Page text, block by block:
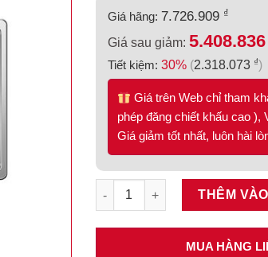
Giá hãng: 7.726.909 ₫
Giá sau giảm: 5.408.836
Tiết kiệm: 30% (2.318.073 ₫)
Giá trên Web chỉ tham
phép đăng chiết khấu cao ),
Giá giảm tốt nhất, luôn hài
Chậu inox Blanco 860mm
THÊM
MUA HÀNG